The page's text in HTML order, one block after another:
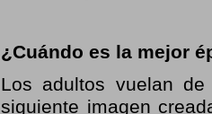
¿Cuándo es la mejor
Los adultos vuelan
siguiente imagen